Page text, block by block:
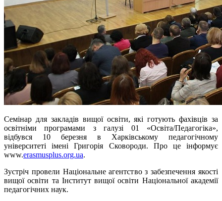
Семінар для закладів вищої освіти, які готують фахівців за
освітніми програмами з галузі 01 «Освіта/Педагогіка»,
відбувся 10 березня в Харківському педагогічному
університеті імені Григорія Сковороди. Про це інформує
www.erasmusplus.org.ua.
Зустріч провели Національне агентство з забезпечення якості
вищої освіти та Інститут вищої освіти Національної академії
педагогічних наук.